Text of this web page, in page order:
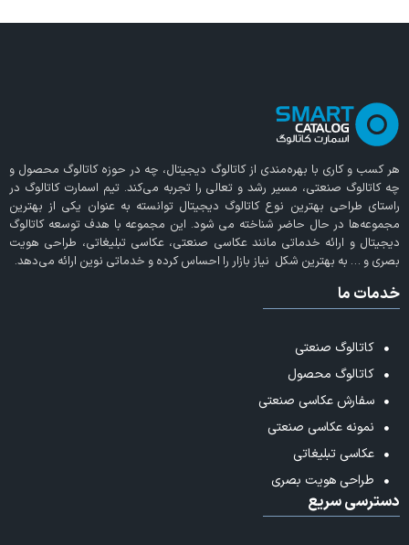
هر کسب و کاری با بهره‌مندی ازکاتالوگ دیجیتال، چه در حوزه کاتالوگ محصول و
چه کاتالوگ صنعتی، مسیر رشد و تعالی را تجربه می‌کند. تیم اسمارت کاتالوگ در
راستای طراحی بهترین نوع کاتالوگ دیجیتال توانسته به عنوان یکی از بهترین
مجموعه‌ها در حال حاضر شناخته می‌ شود. این مجموعه با هدف توسعه کاتالوگ
دیجیتال و ارائه خدماتی مانند عکاسی صنعتی، عکاسی تبلیغاتی، طراحی هویت
بصری و … به بهترین شکل نیاز بازار را احساس کرده و خدماتی نوین ارائه می‌دهد.
خدمات ما
کاتالوگ صنعتی
کاتالوگ محصول
سفارش عکاسی صنعتی
نمونه عکاسی صنعتی
عکاسی تبلیغاتی
طراحی هویت بصری
دسترسی سریع